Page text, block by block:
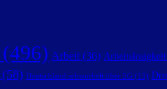
(496) Arbeit (36) Arbeitslosigkeit
(58) Deutschland schwurbelt über 5G (13)